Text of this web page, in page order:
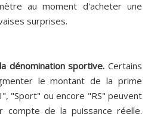
au moment d'acheter une
surprises.
dénomination sportive. Certains
le montant de la prime
"Sport" ou encore "RS" peuvent
compte de la puissance réelle.